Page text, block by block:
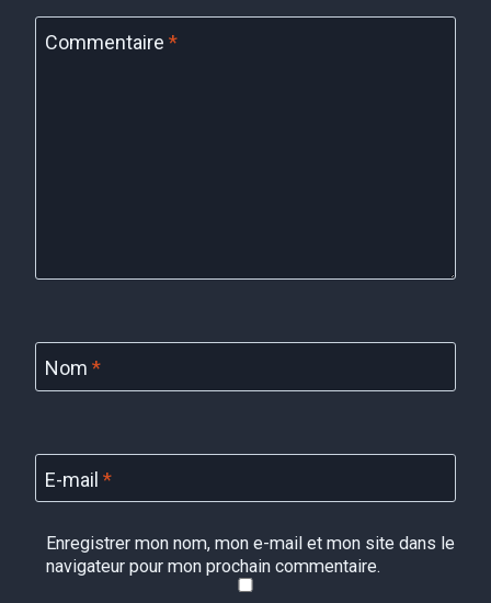
Commentaire *
Nom *
E-mail *
Enregistrer mon nom, mon e-mail et mon site dans le
navigateur pour mon prochain commentaire.